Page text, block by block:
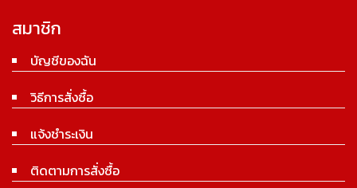
สมาชิก
บัญชีของฉัน
วิธีการสั่งซื้อ
แจ้งชำระเงิน
ติดตามการสั่งซื้อ